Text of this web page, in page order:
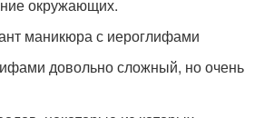
окружающих.
маникюра с иероглифами
довольно сложный, но очень